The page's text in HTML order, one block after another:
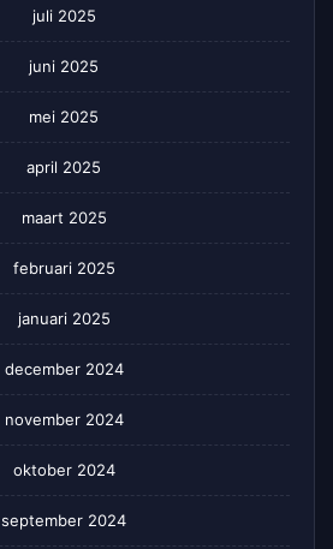
juli 2025
juni 2025
mei 2025
april 2025
maart 2025
februari 2025
januari 2025
december 2024
november 2024
oktober 2024
september 2024